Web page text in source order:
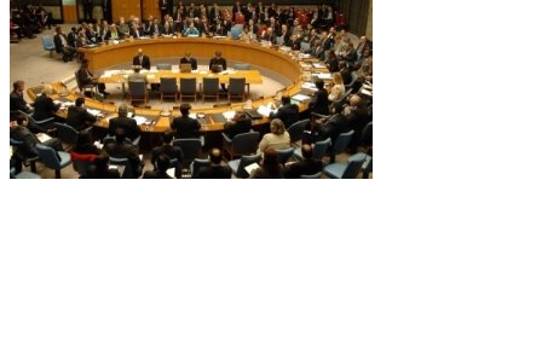
Турция не будет
вводить санкции в
отношении России
Вслед за
Сбербанком в суд
ЕС может
обратиться и